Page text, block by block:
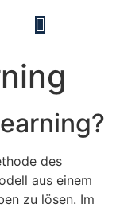
des
aus einem
zu lösen. Im